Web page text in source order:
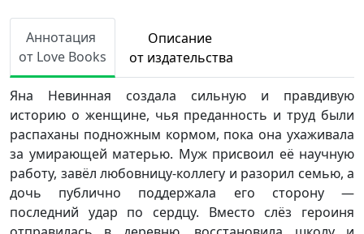
Аннотация
от Love Books
Описание
от издательства
Яна Невинная создала сильную и правдивую
историю о женщине, чья преданность и труд были
распаханы подножным кормом, пока она ухаживала
за умирающей матерью. Муж присвоил её научную
работу, завёл любовницу-коллегу и разорил семью, а
дочь публично поддержала его сторону —
последний удар по сердцу. Вместо слёз героиня